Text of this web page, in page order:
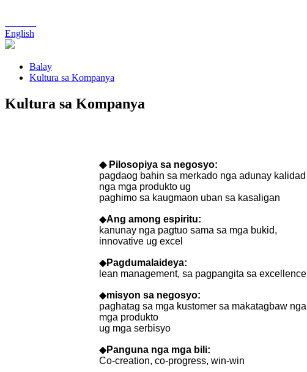
English
Balay
Kultura sa Kompanya
Kultura sa Kompanya
◆ Pilosopiya sa negosyo:
pagdaog bahin sa merkado nga adunay kalidad
nga mga produkto ug
paghimo sa kaugmaon uban sa kasaligan
◆Ang among espiritu:
kanunay nga pagtuo sama sa mga bukid,
innovative ug excel
◆Pagdumalaideya:
lean management, sa pagpangita sa excellence
◆misyon sa negosyo:
paghatag sa mga kustomer sa makatagbaw nga
mga produkto
ug mga serbisyo
◆Panguna nga mga bili:
Co-creation, co-progress, win-win